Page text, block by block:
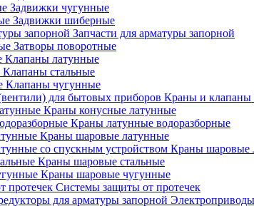
Задвижки чугунные
Задвижки шиберные
Запчасти для арматуры запорной
Затворы поворотные
Клапаны латунные
Клапаны стальные
Клапаны чугунные
Краны и клапаны
Краны конусные латунные
Краны латунные водоразборные
Краны шаровые латунные
Краны шаровые
Краны шаровые стальные
Краны шаровые чугунные
Системы защиты от протечек